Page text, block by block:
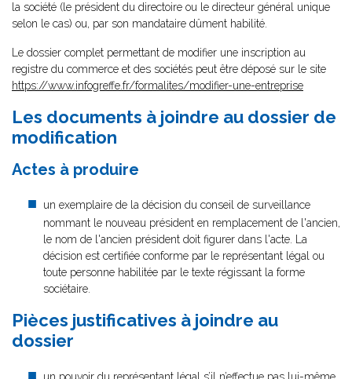
la société (le président du directoire ou le directeur général unique
selon le cas) ou, par son mandataire dûment habilité.
Le dossier complet permettant de modifier une inscription au
registre du commerce et des sociétés peut être déposé sur le site
https://www.infogreffe.fr/formalites/modifier-une-entreprise
Les documents à joindre au dossier de
modification
Actes à produire
un exemplaire de la décision du conseil de surveillance
nommant le nouveau président en remplacement de l'ancien,
le nom de l'ancien président doit figurer dans l'acte. La
décision est certifiée conforme par le représentant légal ou
toute personne habilitée par le texte régissant la forme
sociétaire.
Pièces justificatives à joindre au
dossier